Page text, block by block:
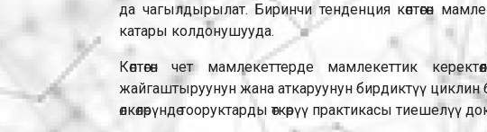
да чагылдырылат. Биринчи тенденция көптөгөн
катары колдонушууда.
Көптөгөн чет мамлекеттерде мамлекеттик
жайгаштыруунун жана аткаруунун бирдиктүү
өлкөлөрүндө тооруктарды өткөрүү практикасы